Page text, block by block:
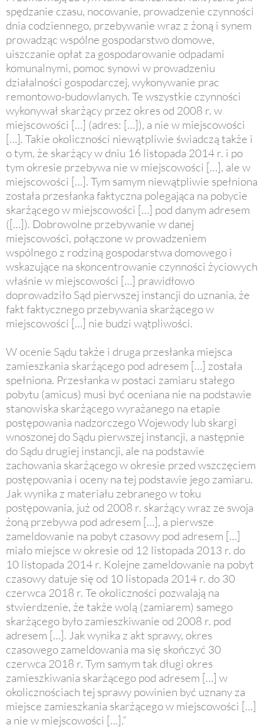
spędzanie czasu, nocowanie, prowadzenie czynności
dnia codziennego, przebywanie wraz z żoną i synem
prowadząc wspólne gospodarstwo domowe,
uiszczanie opłat za gospodarowanie odpadami
komunalnymi, pomoc synowi w prowadzeniu
działalności gospodarczej, wykonywanie prac
remontowo-budowlanych. Te wszystkie czynności
wykonywał skarżący przez okres od 2008 r. w
miejscowości […] (adres: […]), a nie w miejscowości
[…]. Takie okoliczności niewątpliwie świadczą także i
o tym, że skarżący w dniu 16 listopada 2014 r. i po
tym okresie przebywa nie w miejscowości […], ale w
miejscowości […]. Tym samym niewątpliwie spełniona
została przesłanka faktyczna polegająca na pobycie
skarżącego w miejscowości […] pod danym adresem
([…]). Dobrowolne przebywanie w danej
miejscowości, połączone w prowadzeniem
wspólnego z rodziną gospodarstwa domowego i
wskazujące na skoncentrowanie czynności życiowych
właśnie w miejscowości […] prawidłowo
doprowadziło Sąd pierwszej instancji do uznania, że
fakt faktycznego przebywania skarżącego w
miejscowości […] nie budzi wątpliwości.
W ocenie Sądu także i druga przesłanka miejsca
zamieszkania skarżącego pod adresem […] została
spełniona. Przesłanka w postaci zamiaru stałego
pobytu (amicus) musi być oceniana nie na podstawie
stanowiska skarżącego wyrażanego na etapie
postępowania nadzorczego Wojewody lub skargi
wnoszonej do Sądu pierwszej instancji, a następnie
do Sądu drugiej instancji, ale na podstawie
zachowania skarżącego w okresie przed wszczęciem
postępowania i oceny na tej podstawie jego zamiaru.
Jak wynika z materiału zebranego w toku
postępowania, już od 2008 r. skarżący wraz ze swoja
żoną przebywa pod adresem […], a pierwsze
zameldowanie na pobyt czasowy pod adresem […]
miało miejsce w okresie od 12 listopada 2013 r. do
10 listopada 2014 r. Kolejne zameldowanie na pobyt
czasowy datuje się od 10 listopada 2014 r. do 30
czerwca 2018 r. Te okoliczności pozwalają na
stwierdzenie, że także wolą (zamiarem) samego
skarżącego było zamieszkiwanie od 2008 r. pod
adresem […]. Jak wynika z akt sprawy, okres
czasowego zameldowania ma się skończyć 30
czerwca 2018 r. Tym samym tak długi okres
zamieszkiwania skarżącego pod adresem […] w
okolicznościach tej sprawy powinien być uznany za
miejsce zamieszkania skarżącego w miejscowości […]
a nie w miejscowości […].”